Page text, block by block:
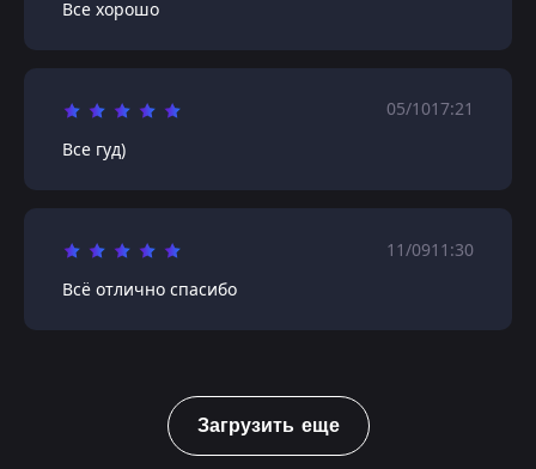
Все хорошо
05/1017:21
Все гуд)
11/0911:30
Всё отлично спасибо
Загрузить еще